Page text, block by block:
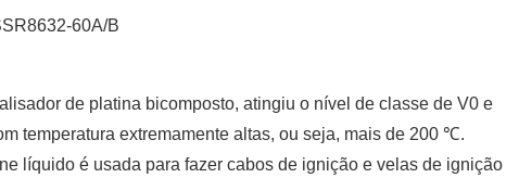
60A/B
de platina bicomposto, atingiu o nível de classe de V0 e
temperatura extremamente altas, ou seja, mais de 200 ℃.
líquido é usada para fazer cabos de ignição e velas de ignição